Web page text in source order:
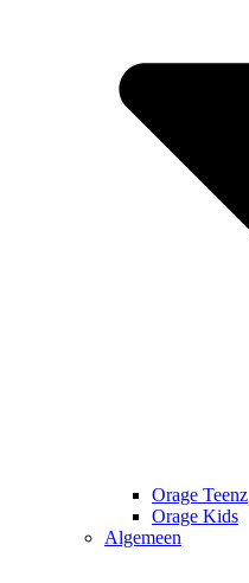
Orage Teenz
Orage Kids
Algemeen